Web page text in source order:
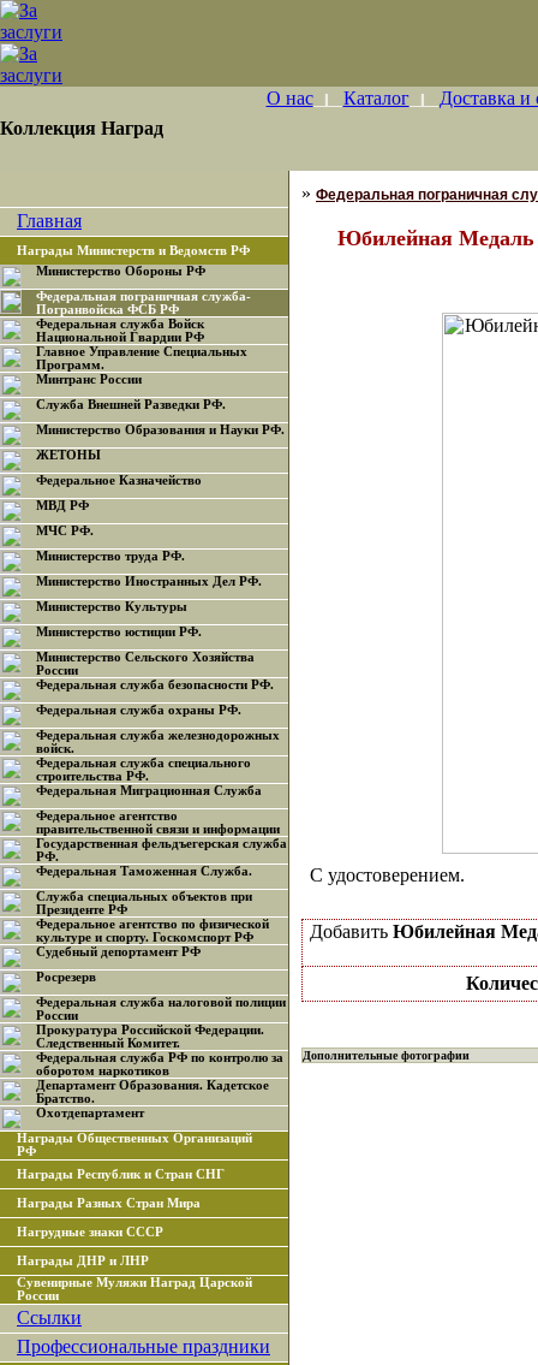
Коллекция Наград
О нас Каталог Доставка и
Главная
Награды Министерств и Ведомств РФ
Министерство Обороны РФ
Федеральная пограничная служба-
Погранвойска ФСБ РФ
Федеральная служба Войск
Национальной Гвардии РФ
Главное Управление Специальных
Программ.
Минтранс России
Служба Внешней Разведки РФ.
Министерство Образования и Науки РФ.
ЖЕТОНЫ
Федеральное Казначейство
МВД РФ
МЧС РФ.
Министерство труда РФ.
Министерство Иностранных Дел РФ.
Министерство Культуры
Министерство юстиции РФ.
Министерство Сельского Хозяйства
России
Федеральная служба безопасности РФ.
Федеральная служба охраны РФ.
Федеральная служба железнодорожных
войск.
Федеральная служба специального
строительства РФ.
Федеральная Миграционная Служба
Федеральное агентство
правительственной связи и информации
Государственная фельдъегерская служба
РФ.
Федеральная Таможенная Служба.
Служба специальных объектов при
Президенте РФ
Федеральное агентство по физической
культуре и спорту. Госкомспорт РФ
Судебный депортамент РФ
Росрезерв
Федеральная служба налоговой полиции
России
Прокуратура Российской Федерации.
Следственный Комитет.
Федеральная служба РФ по контролю за
оборотом наркотиков
Департамент Образования. Кадетское
Братство.
Охотдепартамент
Награды Общественных Организаций
РФ
Награды Республик и Стран СНГ
Награды Разных Стран Мира
Нагрудные знаки СССР
Награды ДНР и ЛНР
Сувенирные Муляжи Наград Царской
России
Ссылки
Профессиональные праздники
» Федеральная пограничная
Юбилейная
С удостоверением.
Добавить Юбилейная
Дополнительные фотографии